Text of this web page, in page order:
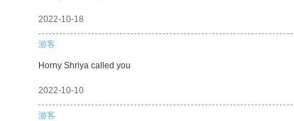
2022-10-18
游客
Horny Shriya called you
2022-10-10
游客